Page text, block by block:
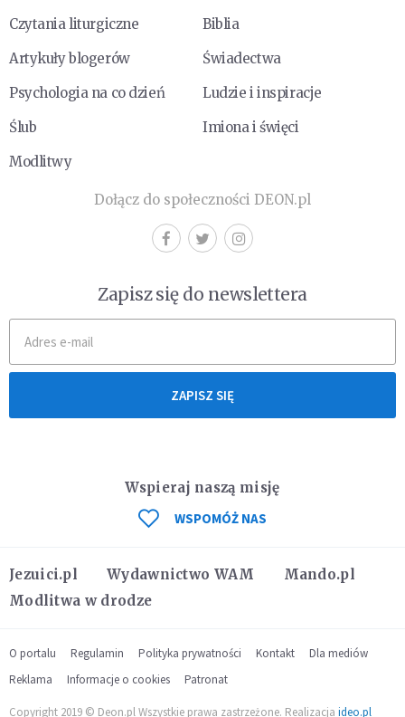
Czytania liturgiczne
Biblia
Artykuły blogerów
Świadectwa
Psychologia na co dzień
Ludzie i inspiracje
Ślub
Imiona i święci
Modlitwy
Dołącz do społeczności DEON.pl
Zapisz się do newslettera
ZAPISZ SIĘ
Jezuici.pl Wydawnictwo WAM
Mando.pl
Modlitwa w drodze
Wspieraj naszą misję
WSPOMÓŻ NAS
O portalu Regulamin Polityka prywatności Kontakt
Dla mediów
Reklama
Informacje o cookies Patronat
Copyright 2019 © Deon.pl Wszystkie prawa zastrzeżone. Realizacja ideo.pl